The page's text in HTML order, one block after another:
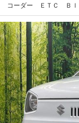
コーダー ＥＴＣ Ｂｌ
置 プライバシーガラ